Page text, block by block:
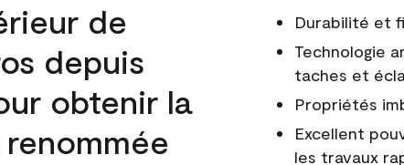
de
depuis
obtenir la
Durabilité et
Technologie
taches et
Propriétés
Excellent
les travaux